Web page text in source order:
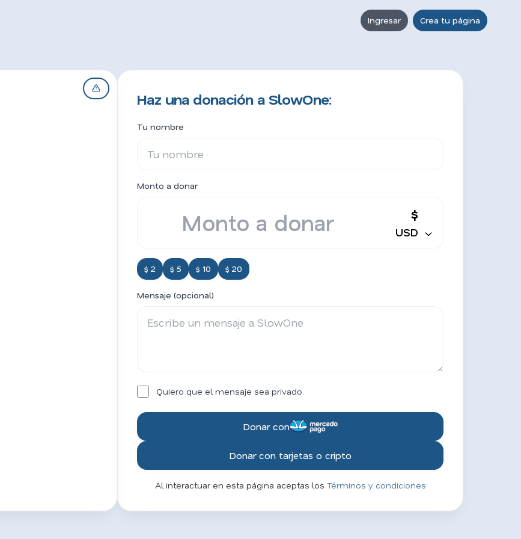
Ingresar Crea tu página
Haz una donación a SlowOne:
Tu nombre
Monto a donar
$
USD
$ 2 $ 5 $ 10 $ 20
Mensaje (opcional)
Quiero que el mensaje sea privado.
Donar con
Donar con tarjetas o cripto
Al interactuar en esta página aceptas los Términos y condiciones